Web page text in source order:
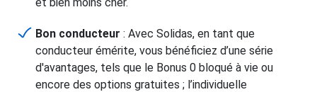
Bon conducteur : Avec Solidas, en tant que
conducteur émérite, vous bénéficiez d’une série
d'avantages, tels que le Bonus 0 bloqué à vie ou
encore des options gratuites ; l’individuelle